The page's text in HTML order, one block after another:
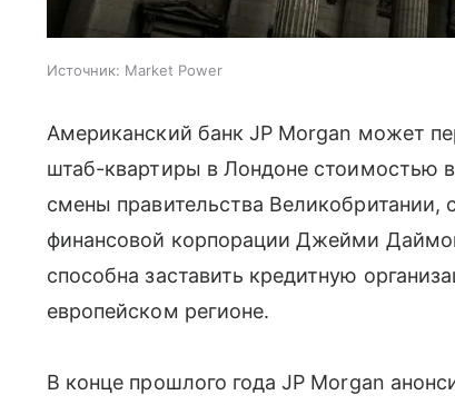
Источник: Market Power
Американский банк JP Morgan может
штаб-квартиры в Лондоне стоимостью
смены правительства
финансовой корпорации Джейми
способна заставить кредитную
европейском регионе.
В конце прошлого года JP Morgan